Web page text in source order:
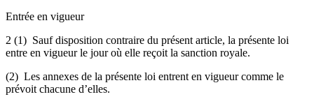
Entrée en vigueur
2 (1) Sauf disposition contraire du présent article, la présente loi
entre en vigueur le jour où elle reçoit la sanction royale.
(2) Les annexes de la présente loi entrent en vigueur comme le
prévoit chacune d’elles.